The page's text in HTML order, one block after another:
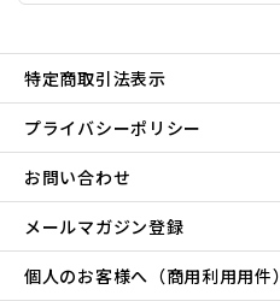
特定商取引法表示
プライバシーポリシー
お問い合わせ
メールマガジン登録
個人のお客様へ（商用利用用件）